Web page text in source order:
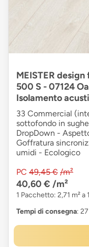
MEISTER
500 S - 07124
Isolamento
33 Commercial
sottofondo in
DropDown -
Goffratura
umidi - Ecologico
PC 49,45 € /m²
40,60 € /m²
1 Pacchetto: 2,71 m² a
Tempi di consegna: